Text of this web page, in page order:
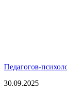
Педагогов-
30.09.2025